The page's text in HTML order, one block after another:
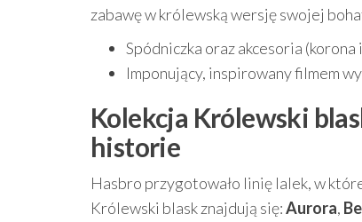
zabawę w królewską wersję swojej
Spódniczka oraz akcesoria
Imponujący, inspirowany filmem
Kolekcja Królewski
historie
Hasbro przygotowało linię lalek, w
Królewski blask znajdują się:Aurora,